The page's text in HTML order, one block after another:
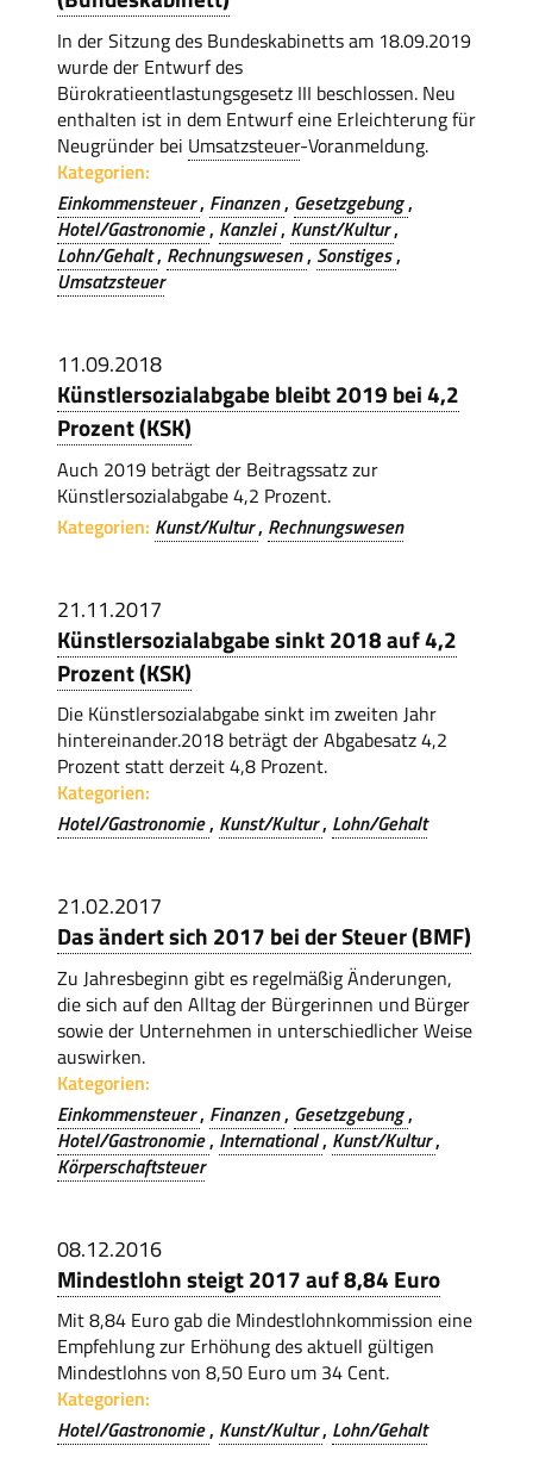
In der Sitzung des Bundeskabinetts am 18.09.2019
wurde der Entwurf des
Bürokratieentlastungsgesetz III beschlossen. Neu
enthalten ist in dem Entwurf eine Erleichterung für
Neugründer bei Umsatzsteuer-Voranmeldung.
Kategorien:
Einkommensteuer Finanzen Gesetzgebung
Hotel/Gastronomie Kanzlei Kunst/Kultur
Lohn/Gehalt Rechnungswesen Sonstiges
Umsatzsteuer
11.09.2018
Künstlersozialabgabe bleibt 2019 bei 4,2
Prozent (KSK)
Auch 2019 beträgt der Beitragssatz zur
Künstlersozialabgabe 4,2 Prozent.
Kategorien: Kunst/Kultur Rechnungswesen
21.11.2017
Künstlersozialabgabe sinkt 2018 auf 4,2
Prozent (KSK)
Die Künstlersozialabgabe sinkt im zweiten Jahr
hintereinander.2018 beträgt der Abgabesatz 4,2
Prozent statt derzeit 4,8 Prozent.
Kategorien:
Hotel/Gastronomie Kunst/Kultur Lohn/Gehalt
21.02.2017
Das ändert sich 2017 bei der Steuer (BMF)
Zu Jahresbeginn gibt es regelmäßig Änderungen,
die sich auf den Alltag der Bürgerinnen und Bürger
sowie der Unternehmen in unterschiedlicher Weise
auswirken.
Kategorien:
Einkommensteuer Finanzen Gesetzgebung
Hotel/Gastronomie International Kunst/Kultur
Körperschaftsteuer
08.12.2016
Mindestlohn steigt 2017 auf 8,84 Euro
Mit 8,84 Euro gab die Mindestlohnkommission eine
Empfehlung zur Erhöhung des aktuell gültigen
Mindestlohns von 8,50 Euro um 34 Cent.
Kategorien:
Hotel/Gastronomie Kunst/Kultur Lohn/Gehalt